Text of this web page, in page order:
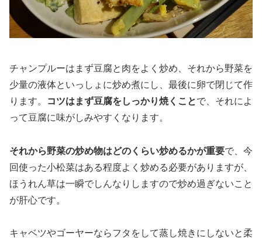
チャンプルーはまず豆腐と肉をよく炒め、それから野菜を
少量の液体といっしょに炒め煮にし、最後に卵で閉じて作
ります。
コツはまず豆腐をしっかり焼くことで、それによ
って豆腐に味がしみやすくなります。
それから野菜の炒め物はどのくらい炒めるかが重要で、今
回使った小松菜はある程度よく炒める必要がありますが、
ほうれん草は一瞬でしんなりしますので炒め過ぎないこと
が肝心です。
キャベツやゴーヤーならフタをして蒸し焼きにしないと柔